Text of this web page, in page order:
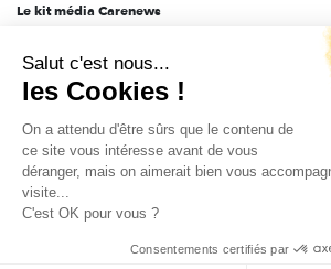
Le kit média Carenews
AEF info
Novethic
PRODURABLE
Inclusiv Day
Données personnelles Mentions légales
Salut c'est nous...
les Cookies !
On a attendu d'être sûrs que le contenu de
ce site vous intéresse avant de vous
déranger, mais on aimerait bien vous
visite...
C'est OK pour vous ?
Consentements certifiés par